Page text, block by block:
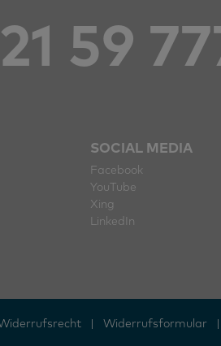
59
SOCIAL MEDIA
Facebook
YouTube
Xing
LinkedIn
Widerrufs­formular